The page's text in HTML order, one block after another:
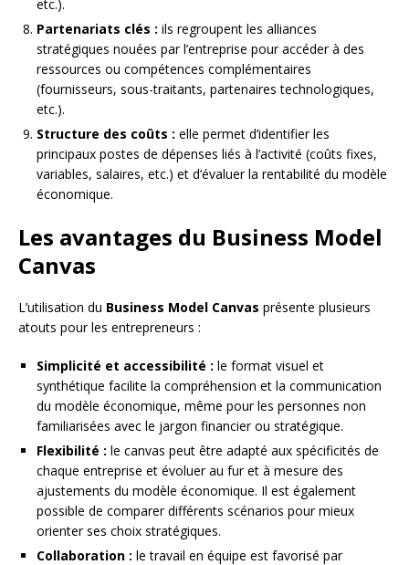
etc.).
Partenariats clés : ils regroupent les alliances
stratégiques nouées par l’entreprise pour accéder à des
ressources ou compétences complémentaires
(fournisseurs, sous-traitants, partenaires technologiques,
etc.).
Structure des coûts : elle permet d’identifier les
principaux postes de dépenses liés à l’activité (coûts fixes,
variables, salaires, etc.) et d’évaluer la rentabilité du modèle
économique.
Les avantages du Business Model
Canvas
L’utilisation du Business Model Canvas présente plusieurs
atouts pour les entrepreneurs :
Simplicité et accessibilité : le format visuel et
synthétique facilite la compréhension et la communication
du modèle économique, même pour les personnes non
familiarisées avec le jargon financier ou stratégique.
Flexibilité : le canvas peut être adapté aux spécificités de
chaque entreprise et évoluer au fur et à mesure des
ajustements du modèle économique. Il est également
possible de comparer différents scénarios pour mieux
orienter ses choix stratégiques.
Collaboration : le travail en équipe est favorisé par